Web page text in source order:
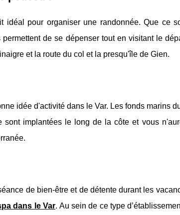
idéal pour organiser une randonnée. Que ce
permettent de se dépenser tout en visitant le
et la route du col et la presqu'île de Gien.
idée d'activité dans le Var. Les fonds marins
sont implantées le long de la côte et vous
de bien-être et de détente durant les
dans le Var. Au sein de ce type